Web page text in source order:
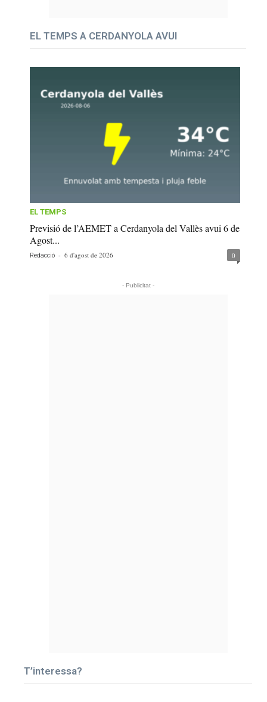
EL TEMPS A CERDANYOLA AVUI
EL TEMPS
Previsió de l’AEMET a Cerdanyola del Vallès avui 6 de
Agost...
Redacció - 6 d'agost de 2026 0
- Publicitat -
T’interessa?